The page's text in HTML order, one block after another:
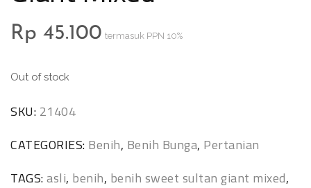
Rp 45.100 termasuk PPN 10%
Out of stock
SKU: 21404
CATEGORIES: Benih, Benih Bunga, Pertanian
TAGS:asli, benih, benih sweet sultan giant mixed,